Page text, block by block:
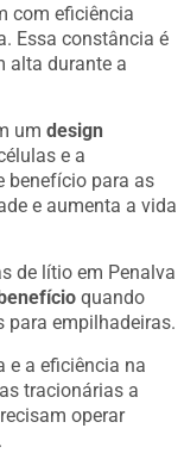
com eficiência
Essa constância é
alta durante a
umdesign
e a
benefício para as
e aumenta a vida
de lítio em Penalva
quando
para empilhadeiras.
e a eficiência na
tracionárias a
operar